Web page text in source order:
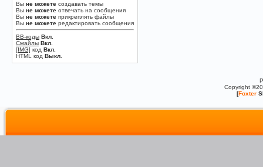
Вы не можете создавать темы
Вы не можете отвечать на сообщения
Вы не можете прикреплять файлы
Вы не можете редактировать сообщения
BB-коды Вкл.
Смайлы Вкл.
[IMG] код Вкл.
HTML код Выкл.
Copyright
[Foxter